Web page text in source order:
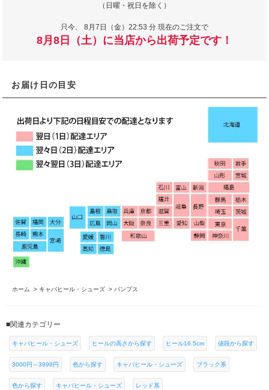
（日曜・祝日を除く）
只今、 8月7日（金）22:53 分 現在のご注文で
8月8日（土）に当店から出荷予定です！
お届け日の目安
ホーム > キャバヒール・シューズ > パンプス
■関連カテゴリー
キャバヒール・シューズ ヒールの高さから探す ヒール16.5cm 値段から探す
3000円～3999円 色から探す キャバヒール・シューズ ブラック系
色から探す キャバヒール・シューズ レッド系